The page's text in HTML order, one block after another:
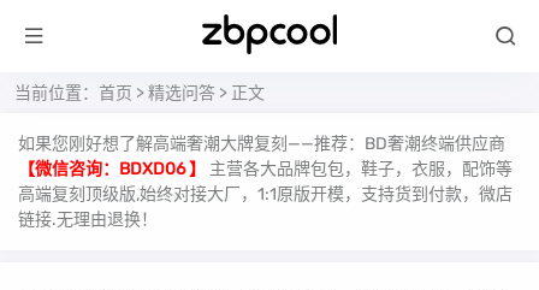
当前位置： 首页 >精选问答 > 正文
如果您刚好想了解高端奢潮大牌复刻——推荐：BD奢潮终端供应商
【微信咨询：BDXD06 】
主营各大品牌包包，鞋子，衣服，配饰等
高端复刻顶级版,始终对接大厂，1:1原版开模，支持货到付款，微店
链接.无理由退换！